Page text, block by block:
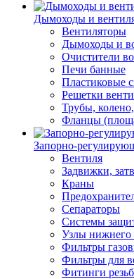
Дымоходы и
Вентиляторы
Дымоходы и
Очистители
Печи банные
Пластиковые
Решетки
Трубы,
Фланцы
Запорно-
Вентиля
Задвижки,
Краны
Сепараторы
Системы
Узлы нижнего
Фильтры
Фильтры для
Фитинги